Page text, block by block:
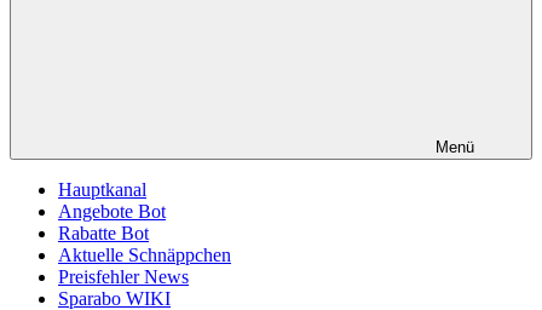
Menü
Hauptkanal
Angebote Bot
Rabatte Bot
Aktuelle Schnäppchen
Preisfehler News
Sparabo WIKI